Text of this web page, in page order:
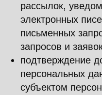
INFO@FESTIVALPILOT.RU
электронной подписью с
функционала Сайта.